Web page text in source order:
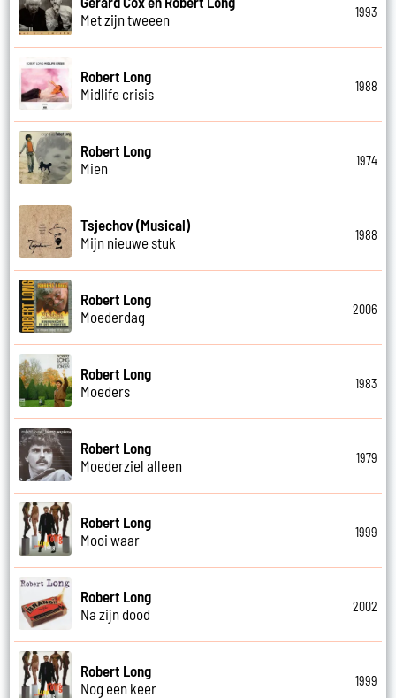
Met zijn tweeen
1993
Robert Long
Midlife crisis
1988
Robert Long
Mien
1974
Tsjechov (Musical)
Mijn nieuwe stuk
1988
Robert Long
Moederdag
2006
Robert Long
Moeders
1983
Robert Long
Moederziel alleen
1979
Robert Long
Mooi waar
1999
Robert Long
Na zijn dood
2002
Robert Long
Nog een keer
1999